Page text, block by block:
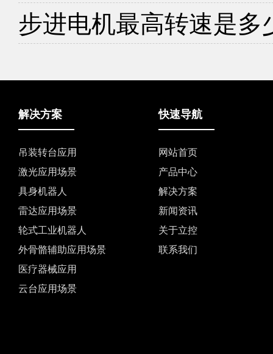
步进电机最高转速是多
解决方案
吊装转台应用
激光应用场景
具身机器人
雷达应用场景
轮式工业机器人
外骨骼辅助应用场景
医疗器械应用
云台应用场景
快速导航
网站首页
产品中心
解决方案
新闻资讯
关于立控
联系我们